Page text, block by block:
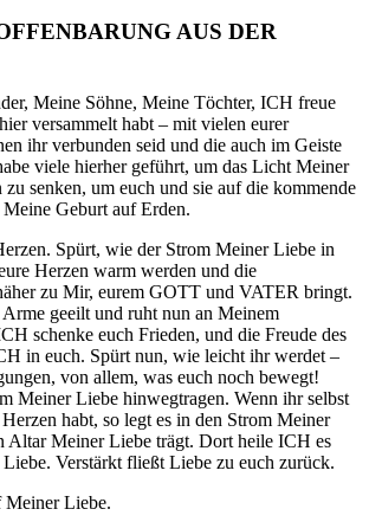
AUS DER
Meine Söhne, Meine Töchter, ICH freue
versammelt habt – mit vielen eurer
ihr verbunden seid und die auch im Geiste
viele hierher geführt, um das Licht Meiner
senken, um euch und sie auf die kommende
Geburt auf Erden.
Spürt, wie der Strom Meiner Liebe in
Herzen warm werden und die
zu Mir, eurem GOTT und VATER bringt.
geeilt und ruht nun an Meinem
schenke euch Frieden, und die Freude des
in euch. Spürt nun, wie leicht ihr werdet –
von allem, was euch noch bewegt!
Meiner Liebe hinwegtragen. Wenn ihr selbst
habt, so legt es in den Strom Meiner
Altar Meiner Liebe trägt. Dort heile ICH es
Verstärkt fließt Liebe zu euch zurück.
Meiner Liebe.